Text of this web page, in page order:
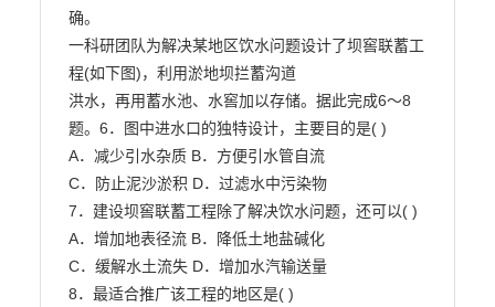
确。
一科研团队为解决某地区饮水问题设计了坝窖联蓄工
程(如下图)，利用淤地坝拦蓄沟道
洪水，再用蓄水池、水窖加以存储。据此完成6～8
题。6．图中进水口的独特设计，主要目的是( )
A．减少引水杂质 B．方便引水管自流
C．防止泥沙淤积 D．过滤水中污染物
7．建设坝窖联蓄工程除了解决饮水问题，还可以( )
A．增加地表径流 B．降低土地盐碱化
C．缓解水土流失 D．增加水汽输送量
8．最适合推广该工程的地区是( )